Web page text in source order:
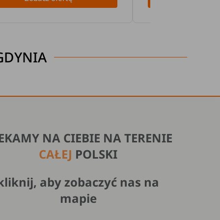
NA CIEBIE NA TERENIE
CAŁEJ POLSKI
aby zobaczyć nas na
mapie